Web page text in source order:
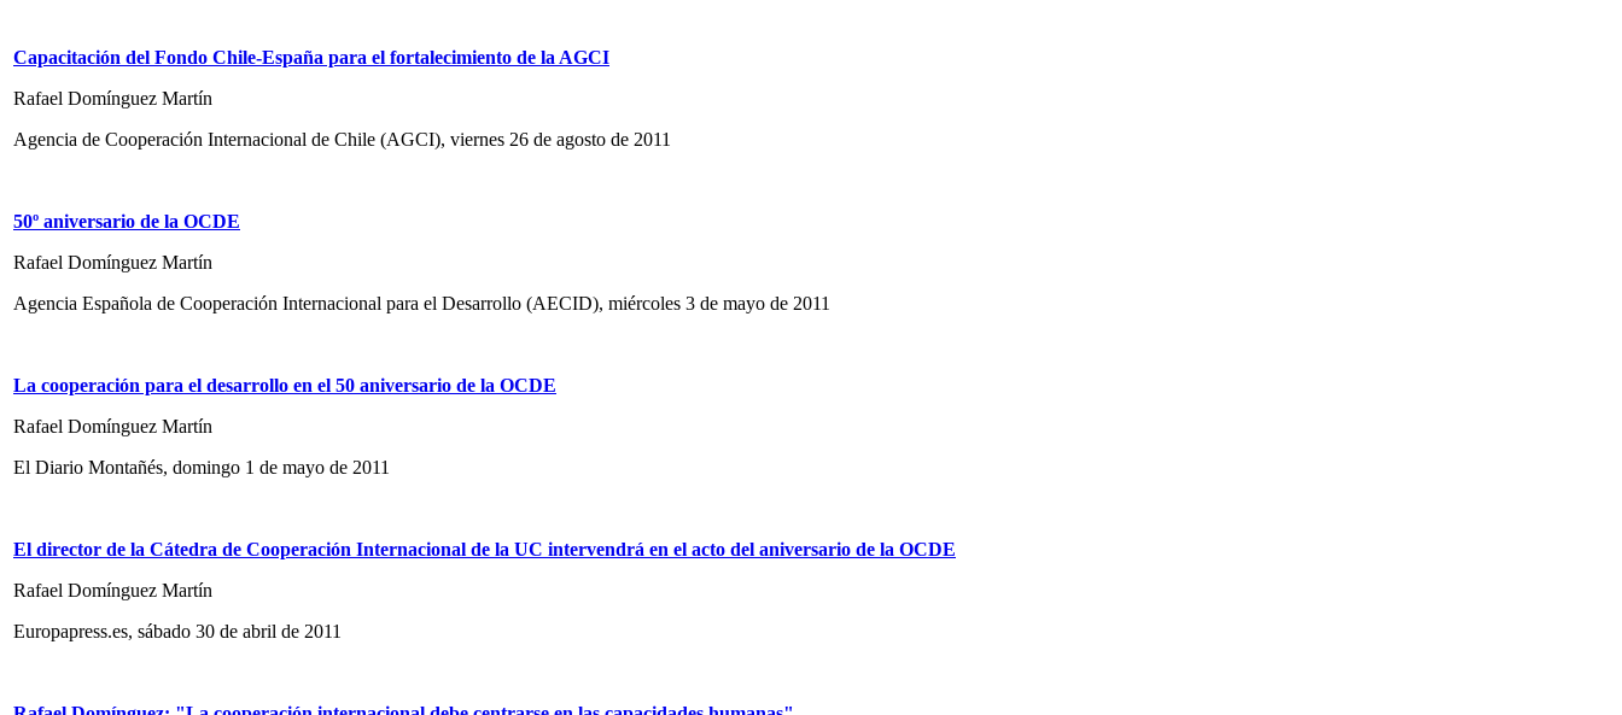
Capacitación del Fondo Chile-España para el fortalecimiento de la AGCI
Rafael Domínguez Martín
Agencia de Cooperación Internacional de Chile (AGCI), viernes 26 de agosto de 2011
50º aniversario de la OCDE
Rafael Domínguez Martín
Agencia Española de Cooperación Internacional para el Desarrollo (AECID), miércoles 3 de mayo de 2011
La cooperación para el desarrollo en el 50 aniversario de la OCDE
Rafael Domínguez Martín
El Diario Montañés, domingo 1 de mayo de 2011
El director de la Cátedra de Cooperación Internacional de la UC intervendrá en el acto del aniversario de la OCDE
Rafael Domínguez Martín
Europapress.es, sábado 30 de abril de 2011